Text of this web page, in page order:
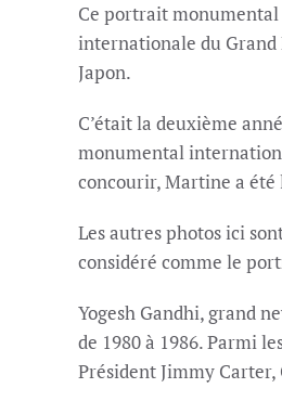
Ce portrait monumental
internationale du Grand
Japon.
C’était la deuxième
monumental
concourir, Martine a
Les autres photos ici
considéré comme le
Yogesh Gandhi, grand
de 1980 à 1986. Parmi
Président Jimmy